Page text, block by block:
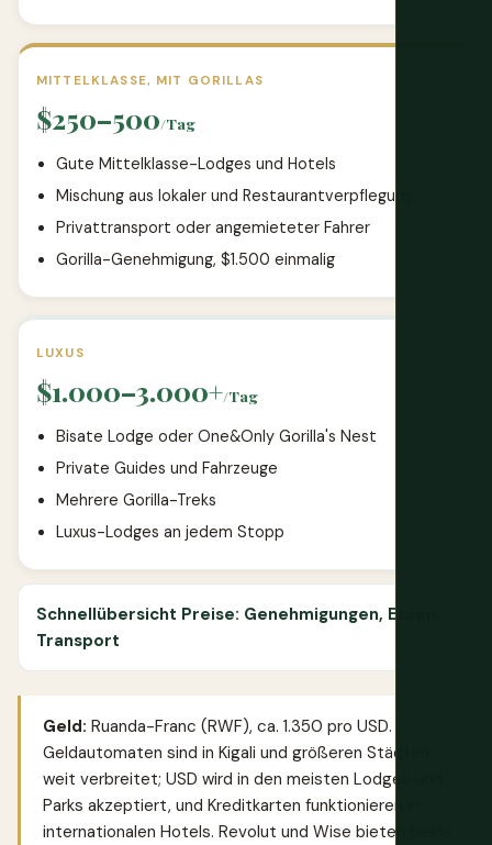
MITTELKLASSE, MIT GORILLAS
$250–500/Tag
Gute Mittelklasse-Lodges und Hotels
Mischung aus lokaler und Restaurantverpflegung
Privattransport oder angemieteter Fahrer
Gorilla-Genehmigung, $1.500 einmalig
LUXUS
$1.000–3.000+/Tag
Bisate Lodge oder One&Only Gorilla's Nest
Private Guides und Fahrzeuge
Mehrere Gorilla-Treks
Luxus-Lodges an jedem Stopp
Schnellübersicht Preise: Genehmigungen, Essen,
Transport
Geld: Ruanda-Franc (RWF), ca. 1.350 pro USD.
Geldautomaten sind in Kigali und größeren Städten
weit verbreitet; USD wird in den meisten Lodges und
Parks akzeptiert, und Kreditkarten funktionieren in
internationalen Hotels. Revolut und Wise bieten beide